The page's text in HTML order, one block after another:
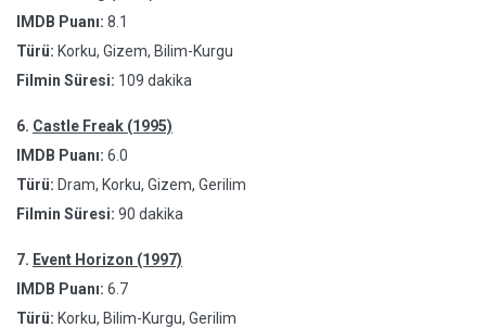
IMDB Puanı: 8.1
Türü: Korku, Gizem, Bilim-Kurgu
Filmin Süresi: 109 dakika
6. Castle Freak (1995)
IMDB Puanı: 6.0
Türü: Dram, Korku, Gizem, Gerilim
Filmin Süresi: 90 dakika
7. Event Horizon (1997)
IMDB Puanı: 6.7
Türü: Korku, Bilim-Kurgu, Gerilim